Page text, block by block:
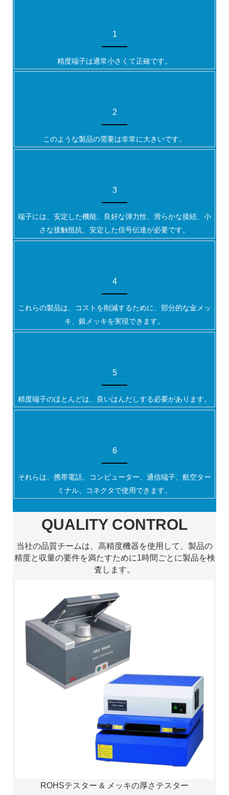
1
精度端子は通常小さくて正確です。
2
このような製品の需要は非常に大きいです。
3
端子には、安定した機能、良好な弾力性、滑らかな接続、小
さな接触抵抗、安定した信号伝達が必要です。
4
これらの製品は、コストを削減するために、部分的な金メッ
キ、銀メッキを実現できます。
5
精度端子のほとんどは、良いはんだしする必要があります。
6
それらは、携帯電話、コンピューター、通信端子、航空ター
ミナル、コネクタで使用できます。
QUALITY CONTROL
当社の品質チームは、高精度機器を使用して、製品の
精度と収量の要件を満たすために1時間ごとに製品を検
査します。
ROHSテスター & メッキの厚さテスター